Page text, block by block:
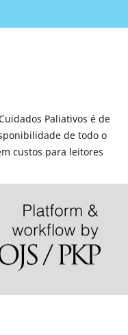
Paliativos é de
de todo o
custos para leitores